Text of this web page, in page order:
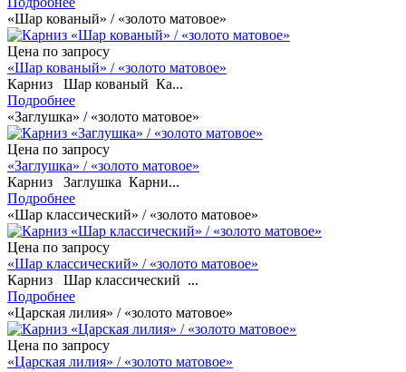
«Шар кованый» / «золото матовое»
Цена по запросу
«Шар кованый» / «золото матовое»
Карниз Шар кованый Ка...
Подробнее
«Заглушка» / «золото матовое»
Цена по запросу
«Заглушка» / «золото матовое»
Карниз Заглушка Карни...
Подробнее
«Шар классический» / «золото матовое»
Цена по запросу
«Шар классический» / «золото матовое»
Карниз Шар классический ...
Подробнее
«Царская лилия» / «золото матовое»
Цена по запросу
«Царская лилия» / «золото матовое»